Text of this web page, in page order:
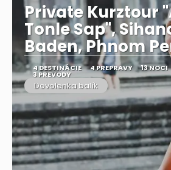
Private Kurztour
Tonle Sap",
Baden, Phnom
4 DESTINÁCIE 4 PREPRAVY 13 NOCI
3 PREVODY
Dovolenka balík